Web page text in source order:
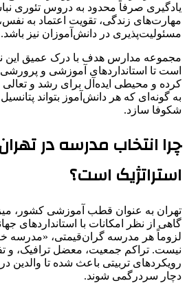
یادگیری صرفاً محدود به دروس تئوری
مهارت‌های زندگی، تقویت اعتماد به
مسئولیت‌پذیری در دانش‌آموزان نیز باشد.
مجموعه مدارس هدف با درک عمیق این
است تا استانداردهای آموزشی و
کرده و محیطی ایده‌آل برای رشد و تعالی
به گونه‌ای که هر دانش‌آموز بتواند
شکوفا سازد.
چرا انتخاب مدرسه در
استراتژیک است؟
تهران به عنوان قطب آموزشی کشور،
گاهی از نظر امکانات با استانداردهای
لزوماً هر مدرسه گران‌قیمتی، «مدرسه
نیست. تراکم جمعیت، معضل ترافیک، و
رویکردهای تربیتی باعث شده تا والدین
دچار سردرگمی شوند.